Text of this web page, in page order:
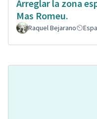
Arreglar la zona
Mas Romeu.
Raquel Bejarano